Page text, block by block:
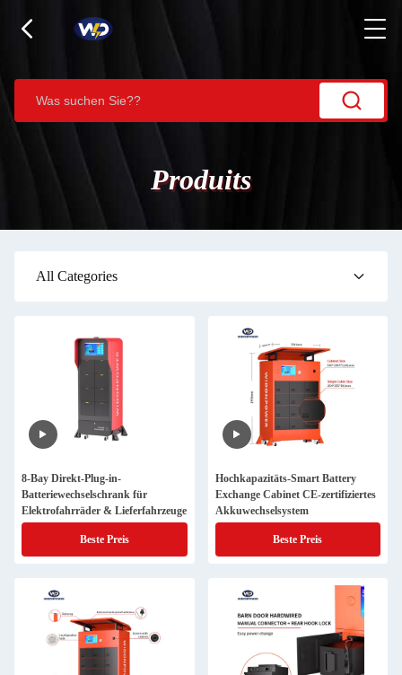
Produits
All Categories
8-Bay Direkt-Plug-in-
Batteriewechselschrank für
Elektrofahrräder & Lieferfahrzeuge
Beste Preis
Hochkapazitäts-Smart Battery
Exchange Cabinet CE-zertifiziertes
Akkuwechselsystem
Beste Preis